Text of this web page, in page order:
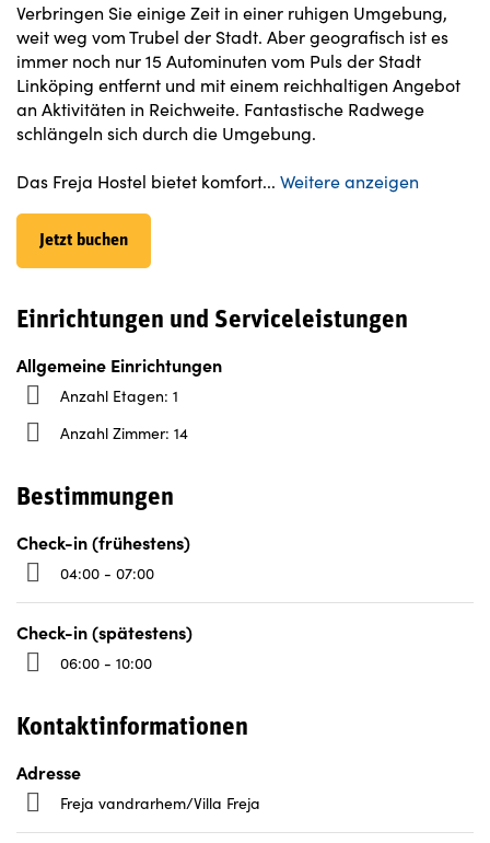
Verbringen Sie einige Zeit in einer ruhigen Umgebung,
weit weg vom Trubel der Stadt. Aber geografisch ist es
immer noch nur 15 Autominuten vom Puls der Stadt
Linköping entfernt und mit einem reichhaltigen Angebot
an Aktivitäten in Reichweite. Fantastische Radwege
schlängeln sich durch die Umgebung.
Das Freja Hostel bietet komfort... Weitere anzeigen
Jetzt buchen
Einrichtungen und Serviceleistungen
Allgemeine Einrichtungen
Anzahl Etagen: 1
Anzahl Zimmer: 14
Bestimmungen
Check-in (frühestens)
04:00 - 07:00
Check-in (spätestens)
06:00 - 10:00
Kontaktinformationen
Adresse
Freja vandrarhem/Villa Freja